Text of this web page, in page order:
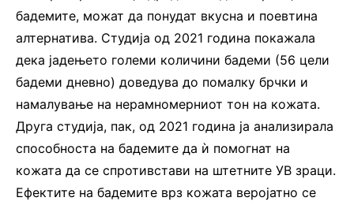
бадемите, можат да понудат вкусна и поевтина
алтернатива. Студија од 2021 година покажала
дека јадењето големи количини бадеми (56 цели
бадеми дневно) доведува до помалку брчки и
намалување на нерамномерниот тон на кожата.
Друга студија, пак, од 2021 година ја анализирала
способноста на бадемите да ѝ помогнат на
кожата да се спротивстави на штетните УВ зраци.
Ефектите на бадемите врз кожата веројатно се